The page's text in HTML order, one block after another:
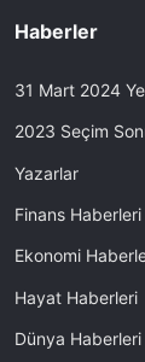
Haberler
31 Mart 2024
2023 Seçim
Yazarlar
Finans Haberleri
Ekonomi
Hayat Haberleri
Dünya Haberleri